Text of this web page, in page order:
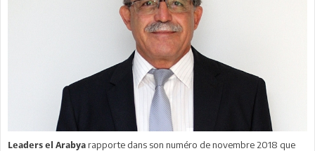
Leaders el Arabya rapporte dans son numéro de novembre 2018 que